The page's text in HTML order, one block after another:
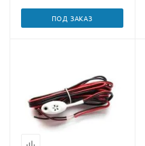
ПОД ЗАКАЗ